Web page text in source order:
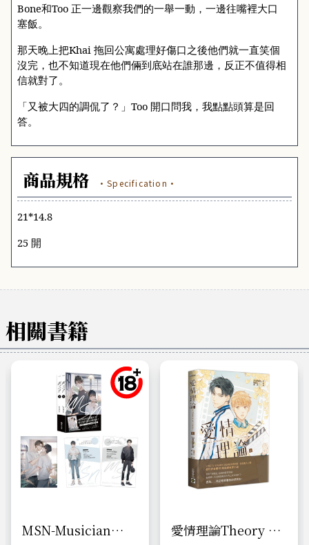
Bone和Too 正一邊觀察我們的一舉一動，一邊往嘴裡大口
塞飯。
那天晚上把Khai 拖回公寓處理好傷口之後他們就一直笑個
沒完，也不知道現在他們倆到底站在誰那邊，反正不值得相
信就對了。
「又被大四的調侃了？」 Too 開口問我，我點點頭算是回
答。
商品規格 ·Specification·
21*14.8
25 開
相關書籍
MSN-Musician
愛情理論Theory of